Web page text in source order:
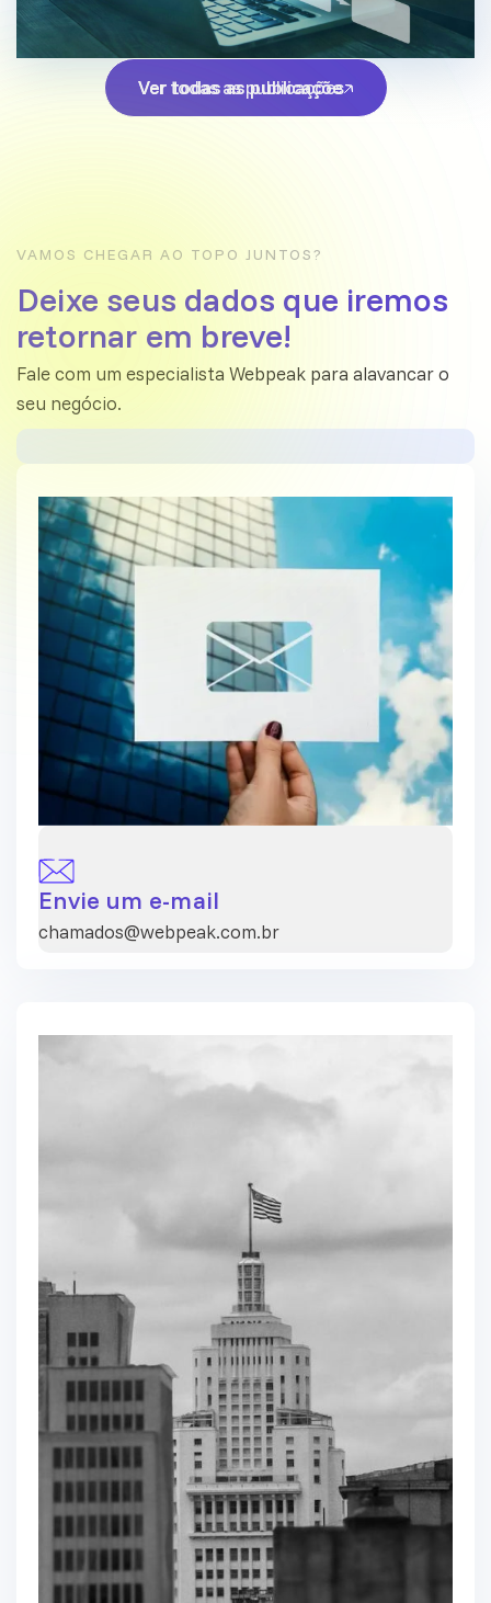
Ver todas as publicações
Ver todas as publicações
VAMOS CHEGAR AO TOPO JUNTOS?
Deixe seus dados que iremos
retornar em breve!
Fale com um especialista Webpeak para alavancar o
seu negócio.
Envie um e-mail
chamados@webpeak.com.br